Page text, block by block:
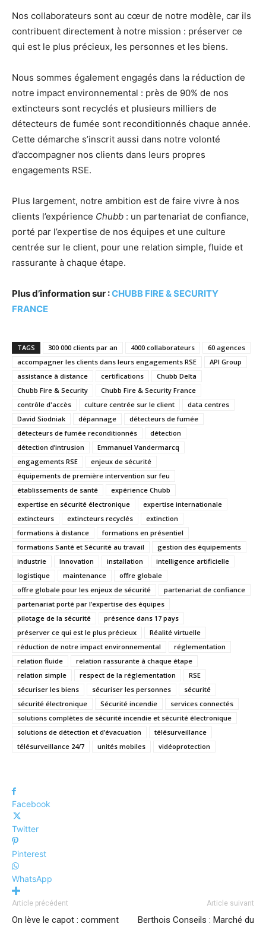
Nos collaborateurs sont au cœur de notre modèle, car ils
contribuent directement à notre mission : préserver ce
qui est le plus précieux, les personnes et les biens.
Nous sommes également engagés dans la réduction de
notre impact environnemental : près de 90% de nos
extincteurs sont recyclés et plusieurs milliers de
détecteurs de fumée sont reconditionnés chaque année.
Cette démarche s’inscrit aussi dans notre volonté
d’accompagner nos clients dans leurs propres
engagements RSE.
Plus largement, notre ambition est de faire vivre à nos
clients l’expérience Chubb : un partenariat de confiance,
porté par l’expertise de nos équipes et une culture
centrée sur le client, pour une relation simple, fluide et
rassurante à chaque étape.
Plus d’information sur :CHUBB FIRE & SECURITY
FRANCE
TAGS 300 000 clients par an 4000 collaborateurs
60 agences
accompagner les clients dans leurs engagements RSE
API Group
assistance à distance
certifications
Chubb Delta
Chubb Fire & Security
Chubb Fire & Security France
contrôle d'accès
culture centrée sur le client
data centres
David Siodniak
dépannage
détecteurs de fumée
détecteurs de fumée reconditionnés
détection
détection d’intrusion
Emmanuel Vandermarcq
engagements RSE
enjeux de sécurité
équipements de première intervention sur feu
établissements de santé
expérience Chubb
expertise en sécurité électronique
expertise internationale
extincteurs
extincteurs recyclés
extinction
formations à distance
formations en présentiel
formations Santé et Sécurité au travail
gestion des équipements
industrie
Innovation installation
intelligence artificielle
logistique
maintenance
offre globale
offre globale pour les enjeux de sécurité
partenariat de confiance
partenariat porté par l’expertise des équipes
pilotage de la sécurité
présence dans 17 pays
préserver ce qui est le plus précieux
Réalité virtuelle
réduction de notre impact environnemental
réglementation
relation fluide
relation rassurante à chaque étape
relation simple
respect de la réglementation
RSE
sécuriser les biens
sécuriser les personnes
sécurité
sécurité électronique
Sécurité incendie
services connectés
solutions complètes de sécurité incendie et sécurité électronique
solutions de détection et d’évacuation
télésurveillance
télésurveillance 24/7
unités mobiles vidéoprotection
Facebook
Twitter
Pinterest
WhatsApp
Article précédent
On lève le capot : comment
Article suivant
Berthois Conseils : Marché du